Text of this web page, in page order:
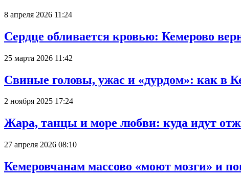
8 апреля 2026 11:24
Сердце обливается кровью: Кемерово
25 марта 2026 11:42
Свиные головы, ужас и «дурдом»: как в
2 ноября 2025 17:24
Жара, танцы и море любви: куда идут
27 апреля 2026 08:10
Кемеровчанам массово «моют мозги» и